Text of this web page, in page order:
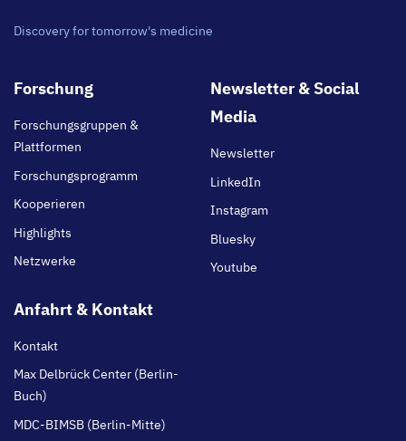
Discovery for tomorrow's medicine
Footer
Forschung
Forschungsgruppen &
Plattformen
Forschungsprogramm
Kooperieren
Highlights
Netzwerke
Newsletter & Social
Media
Newsletter
LinkedIn
Instagram
Bluesky
Youtube
Anfahrt & Kontakt
Kontakt
Max Delbrück Center (Berlin-
Buch)
MDC-BIMSB (Berlin-Mitte)